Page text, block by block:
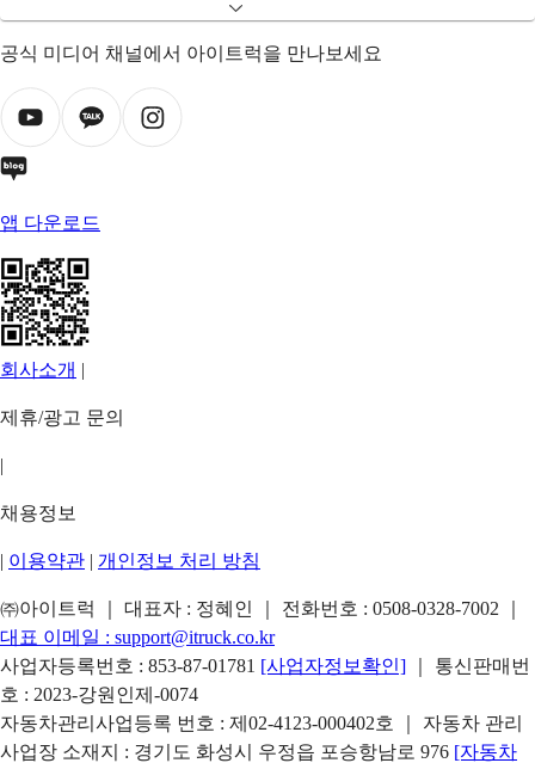
공식 미디어 채널에서 아이트럭을 만나보세요
앱 다운로드
회사소개 |
제휴/광고 문의
|
채용정보
| 이용약관 | 개인정보 처리 방침
㈜아이트럭 ｜ 대표자 : 정혜인 ｜ 전화번호 : 0508-0328-7002
대표 이메일 : support@itruck.co.kr
사업자등록번호 : 853-87-01781 [사업자정보확인]
｜ 통신판매번
호 : 2023-강원인제-0074
자동차관리사업등록 번호 : 제02-4123-000402호 ｜ 자동차 관리
사업장 소재지 : 경기도 화성시 우정읍 포승항남로 976 [자동차